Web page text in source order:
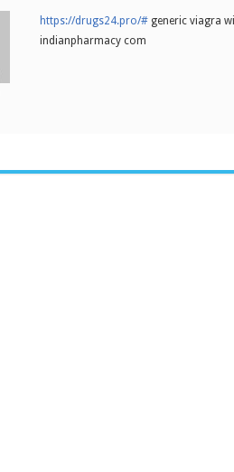
https://drugs24.pro/#generic viagra
indianpharmacy com